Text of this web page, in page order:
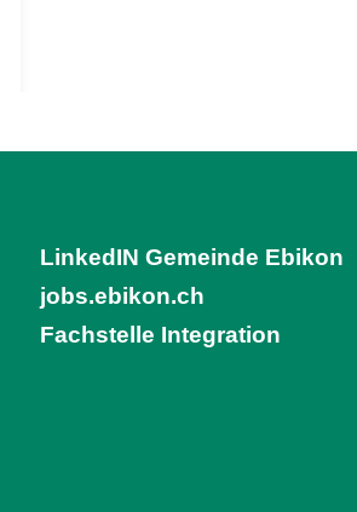
LinkedIN Gemeinde Ebikon
jobs.ebikon.ch
Fachstelle Integration